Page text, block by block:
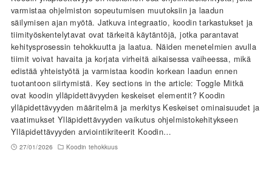
varmistaa ohjelmiston sopeutumisen muutoksiin ja laadun
säilymisen ajan myötä. Jatkuva integraatio, koodin tarkastukset ja
tiimityöskentelytavat ovat tärkeitä käytäntöjä, jotka parantavat
kehitysprosessin tehokkuutta ja laatua. Näiden menetelmien avulla
tiimit voivat havaita ja korjata virheitä aikaisessa vaiheessa, mikä
edistää yhteistyötä ja varmistaa koodin korkean laadun ennen
tuotantoon siirtymistä. Key sections in the article: Toggle Mitkä
ovat koodin ylläpidettävyyden keskeiset elementit? Koodin
ylläpidettävyyden määritelmä ja merkitys Keskeiset ominaisuudet ja
vaatimukset Ylläpidettävyyden vaikutus ohjelmistokehitykseen
Ylläpidettävyyden arviointikriteerit Koodin…
27/01/2026 Koodin tehokkuus